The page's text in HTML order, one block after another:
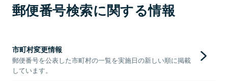
郵便番号検索に関する情報
市町村変更情報
郵便番号を公表した市町村の一覧を実施日の新しい順に掲載
しています。